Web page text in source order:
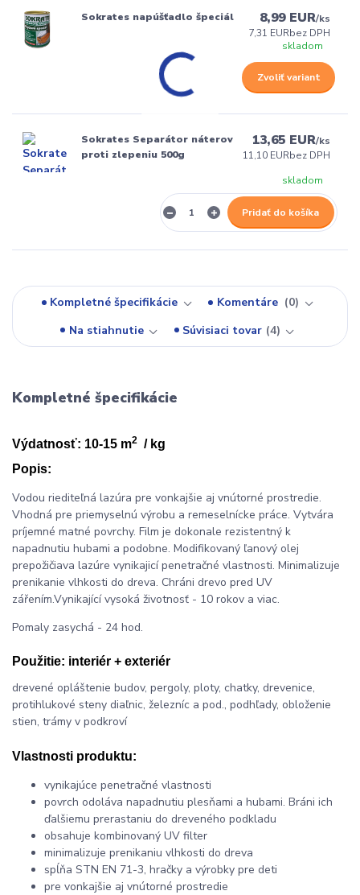
Sokrates napúšťadlo špeciál 8,99 EUR/ks
7,31 EURbez DPH
skladom
Zvoliť variant
Sokrates Separátor náterov
proti zlepeniu 500g
13,65 EUR/ks
11,10 EURbez DPH
skladom
Pridať do košíka
Kompletné špecifikácie Komentáre
0
Na stiahnutie
Súvisiaci tovar 4
Kompletné špecifikácie
Výdatnosť: 10-15 m2 / kg
Popis:
Vodou riediteľná lazúra pre vonkajšie aj vnútorné prostredie.
Vhodná pre priemyselnú výrobu a remeselnícke práce. Vytvára
príjemné matné povrchy. Film je dokonale rezistentný k
napadnutiu hubami a podobne. Modifikovaný ľanový olej
prepožičiava lazúre vynikajicí penetračné vlastnosti. Minimalizuje
prenikanie vlhkosti do dreva. Chráni drevo pred UV
zářením.Vynikající vysoká životnosť - 10 rokov a viac.
Pomaly zasychá - 24 hod.
Použitie: interiér + exteriér
drevené opláštenie budov, pergoly, ploty, chatky, drevenice,
protihlukové steny diaľnic, železníc a pod., podhľady, obloženie
stien, trámy v podkroví
Vlastnosti produktu:
vynikajúce penetračné vlastnosti
povrch odoláva napadnutiu plesňami a hubami. Bráni ich
ďalšiemu prerastaniu do dreveného podkladu
obsahuje kombinovaný UV filter
minimalizuje prenikaniu vlhkosti do dreva
spĺňa STN EN 71-3, hračky a výrobky pre deti
pre vonkajšie aj vnútorné prostredie